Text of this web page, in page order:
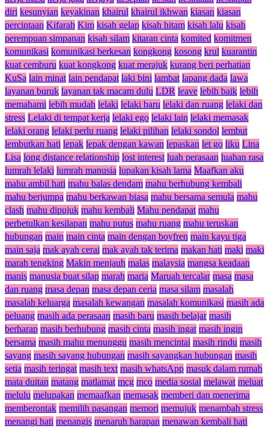
diri kesunyian keyakinan khairul khairul ikhwan kiasan kiasan
percintaan Kifarah Kim kisah gelap kisah hitam kisah lalu kisah
perempuan simpanan kisah silam kitaran cinta komited komitmen
komunikasi komunikasi berkesan kongkong kosong krul kuarantin
kuat cemburu kuat kongkong kuat merajuk kurang beri perhatian
KuSa lain minat lain pendapat laki bini lambat lapang dada lawa
layanan buruk layanan tak macam dulu LDR leave lebih baik lebih
memahami lebih mudah lelaki lelaki baru lelaki dan ruang lelaki dan
stress Lelaki di tempat kerja lelaki ego lelaki lain lelaki memasak
lelaki orang lelaki perlu ruang lelaki pilihan lelaki sondol lembut
lembutkan hati lepak lepak dengan kawan lepaskan let go liku Lina
Lisa long distance relationship lost interest luah perasaan luahan rasa
lumrah lelaki lumrah manusia lupakan kisah lama Maafkan aku
mahu ambil hati mahu balas dendam mahu berhubung kembali
mahu berjumpa mahu berkawan biasa mahu bersama semula mahu
clash mahu dipujuk mahu kembali Mahu pendapat mahu
perbetulkan kesilapan mahu putus mahu ruang mahu teruskan
hubungan main main cinta main dengan boyfren main kayu tiga
main saja mak ayah cerai mak ayah tak terima makan hati maki maki
marah tengking Makin menjauh malas malaysia mangsa keadaan
manis manusia buat silap marah maria Maruah tercalar masa masa
dan ruang masa depan masa depan ceria masa silam masalah
masalah keluarga masalah kewangan masalah komunikasi masih ada
peluang masih ada perasaan masih baru masih belajar masih
berharap masih berhubung masih cinta masih ingat masih ingin
bersama masih mahu menunggu masih mencintai masih rindu masih
sayang masih sayang hubungan masih sayangkan hubungan masih
setia masih teringat masih text masih whatsApp masuk dalam rumah
mata duitan matang matlamat mcg mco media sosial melawat meluat
melulu melupakan memaafkan memasak memberi dan menerima
memberontak memilih pasangan memori memujuk menambah stress
menangi hati menangis menaruh harapan menawan kembali hati